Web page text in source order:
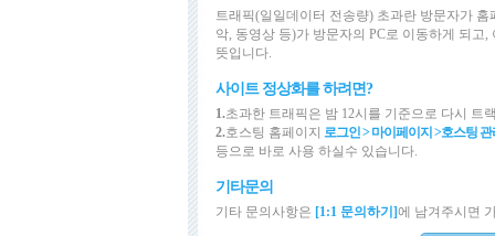
트래픽(일일데이터 전송량) 초과란 방문자가
악, 동영상 등)가 방문자의 PC로 이동하게 되
뜻입니다.
사이트 정상화를 하려면?
1.초과한 트래픽은 밤 12시를 기준으로 다시 트
2.호스팅 홈페이지 로그인 > 마이페이지 >호스팅 관
등으로 바로 사용 하실수 있습니다.
기타문의
기타 문의사항은 [1:1 문의하기]에 남겨주시면